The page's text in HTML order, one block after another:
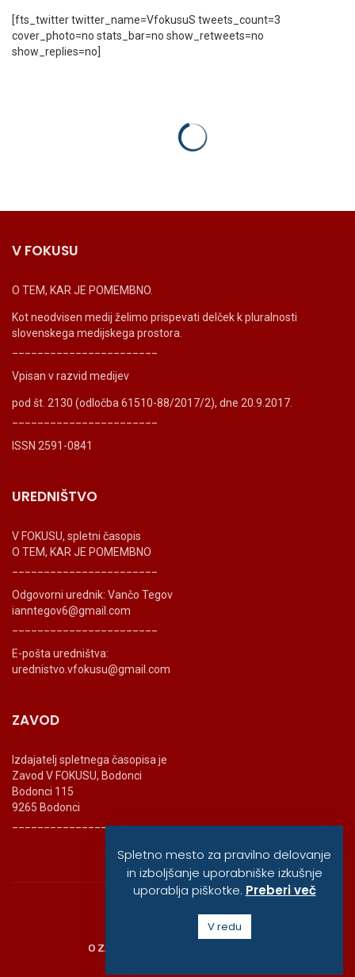
[fts_twitter twitter_name=VfokusuS tweets_count=3
cover_photo=no stats_bar=no show_retweets=no
show_replies=no]
V FOKUSU
O TEM, KAR JE POMEMBNO.
Kot neodvisen medij želimo prispevati delček k pluralnosti
slovenskega medijskega prostora.
Vpisan v razvid medijev
pod št. 2130 (odločba 61510-88/2017/2), dne 20.9.2017.
ISSN 2591-0841
UREDNIŠTVO
V FOKUSU, spletni časopis
O TEM, KAR JE POMEMBNO
Odgovorni urednik: Vančo Tegov
ianntegov6@gmail.com
E-pošta uredništva:
urednistvo.vfokusu@gmail.com
ZAVOD
Izdajatelj spletnega časopisa je
Zavod V FOKUSU, Bodonci
Bodonci 115
9265 Bodonci
_______________________
© vfokusu, 2020
O ZAVODU
Spletno mesto za pravilno delovanje
in izboljšanje uporabniške izkušnje
uporablja piškotke. Preberi več
V redu